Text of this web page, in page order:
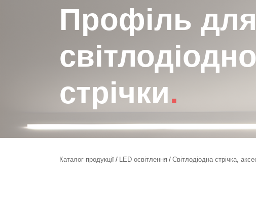
Профіль для
стрічки.
Каталог продукції LED освітлення Світлодіодна стрічка,